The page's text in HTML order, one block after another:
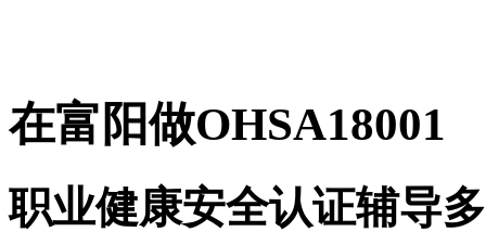
在富阳做OHSA18001
职业健康安全认证辅导